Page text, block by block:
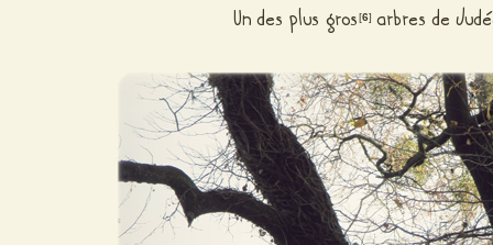
Un des plus gros[6] arbres de